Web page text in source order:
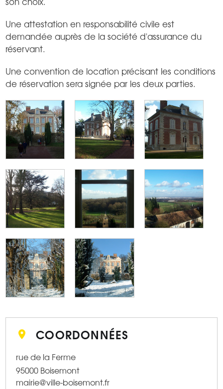
Une attestation en responsabilité civile est
demandée auprès de la société d'assurance du
réservant.
Une convention de location précisant les conditions
de réservation sera signée par les deux parties.
COORDONNÉES
rue de la Ferme
95000 Boisemont
mairie@ville-boisemont.fr